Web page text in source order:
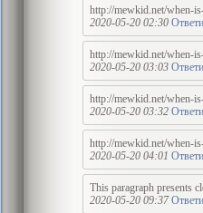
http://mewkid.net/when-
2020-05-20 02:30
http://mewkid.net/when-
2020-05-20 03:03
http://mewkid.net/when-
2020-05-20 03:32
http://mewkid.net/when-
2020-05-20 04:01
This paragraph presents
2020-05-20 09:37